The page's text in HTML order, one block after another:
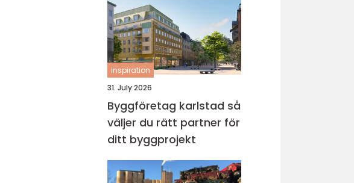
inspiration
31. July 2026
Byggföretag karlstad så
väljer du rätt partner för
ditt byggprojekt